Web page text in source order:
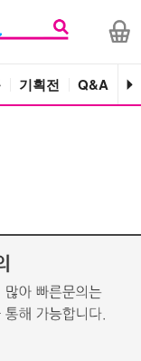
기획전 Q&A